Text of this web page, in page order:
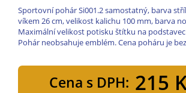
Sportovní pohár Si001.2 samostatný, barva
víkem 26 cm, velikost kalichu 100 mm, barva
Maximální velikost potisku štítku na podstavec
Pohár neobsahuje emblém. Cena poháru je
Cena s DPH: 215